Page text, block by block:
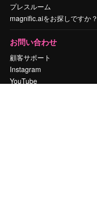
プレスルーム
magnific.aiをお探しですか？
お問い合わせ
顧客サポート
Instagram
YouTube